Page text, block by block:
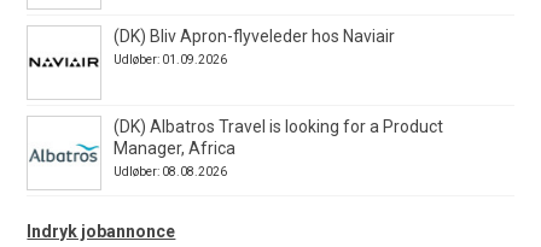
(DK) Bliv Apron-flyveleder hos Naviair
Udløber: 01.09.2026
(DK) Albatros Travel is looking for a Product
Manager, Africa
Udløber: 08.08.2026
Indryk jobannonce